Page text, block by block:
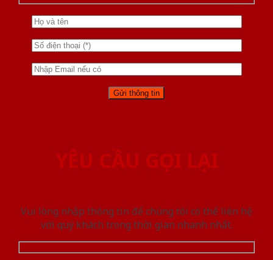
YÊU CẦU GỌI LẠI
Vui lòng nhập thông tin để chúng tôi có thể liên hệ
với quý khách trong thời gian nhanh nhất.